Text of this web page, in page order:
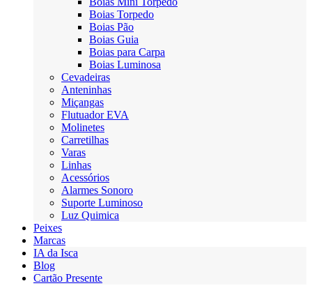
Boias Torpedo
Boias Pão
Boias Guia
Boias para Carpa
Boias Luminosa
Cevadeiras
Anteninhas
Miçangas
Flutuador EVA
Molinetes
Carretilhas
Varas
Linhas
Acessórios
Alarmes Sonoro
Suporte Luminoso
Luz Quimica
Peixes
Marcas
IA da Isca
Blog
Cartão Presente